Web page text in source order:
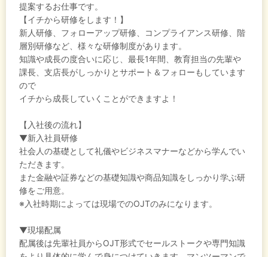
提案するお仕事です。
【イチから研修をします！】
新人研修、フォローアップ研修、コンプライアンス研修、階
層別研修など、様々な研修制度があります。
知識や成長の度合いに応じ、最長1年間、教育担当の先輩や
課長、支店長がしっかりとサポート＆フォローもしています
ので
イチから成長していくことができますよ！
【入社後の流れ】
▼新入社員研修
社会人の基礎として礼儀やビジネスマナーなどから学んでい
ただきます。
また金融や証券などの基礎知識や商品知識をしっかり学ぶ研
修をご用意。
※入社時期によっては現場でのOJTのみになります。
▼現場配属
配属後は先輩社員からOJT形式でセールストークや専門知識